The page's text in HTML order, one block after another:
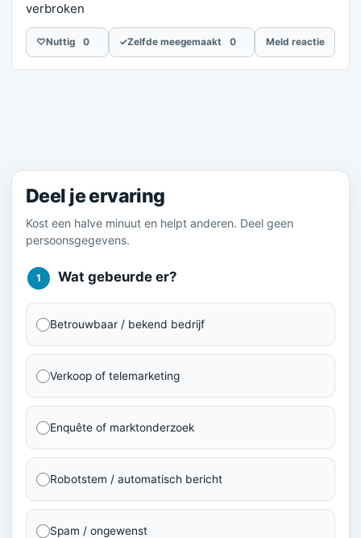
verbroken
♡Nuttig 0 ✓Zelfde meegemaakt 0 Meld reactie
Deel je ervaring
Kost een halve minuut en helpt anderen. Deel geen
persoonsgegevens.
1 Wat gebeurde er?
Betrouwbaar / bekend bedrijf
Verkoop of telemarketing
Enquête of marktonderzoek
Robotstem / automatisch bericht
Spam / ongewenst